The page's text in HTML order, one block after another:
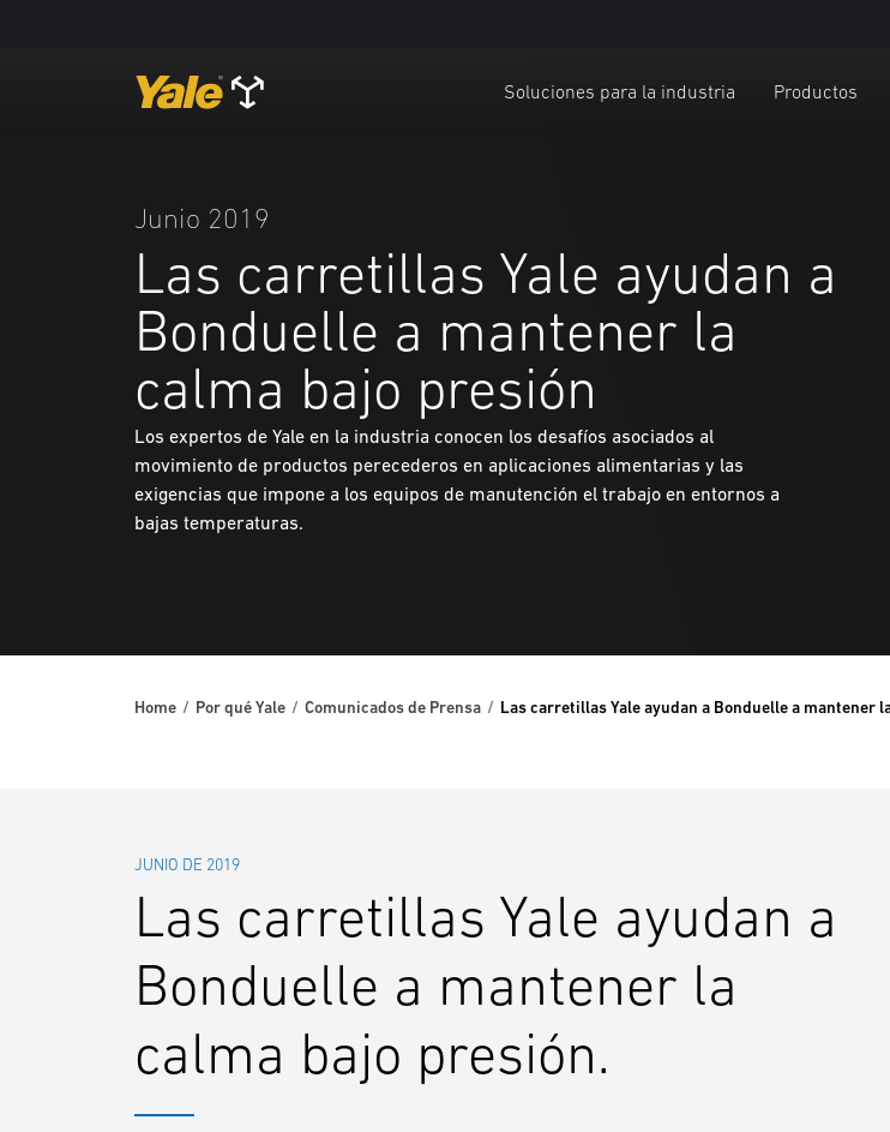
Soluciones para la industria Productos
Junio 2019
Las carretillas Yale ayudan a
Bonduelle a mantener la
calma bajo presión
Los expertos de Yale en la industria conocen los desafíos asociados al
movimiento de productos perecederos en aplicaciones alimentarias y las
exigencias que impone a los equipos de manutención el trabajo en entornos a
bajas temperaturas.
Home Por qué Yale Comunicados de Prensa Las carretillas Yale ayudan a Bonduelle a mantener
JUNIO DE 2019
Las carretillas Yale ayudan a
Bonduelle a mantener la
calma bajo presión.